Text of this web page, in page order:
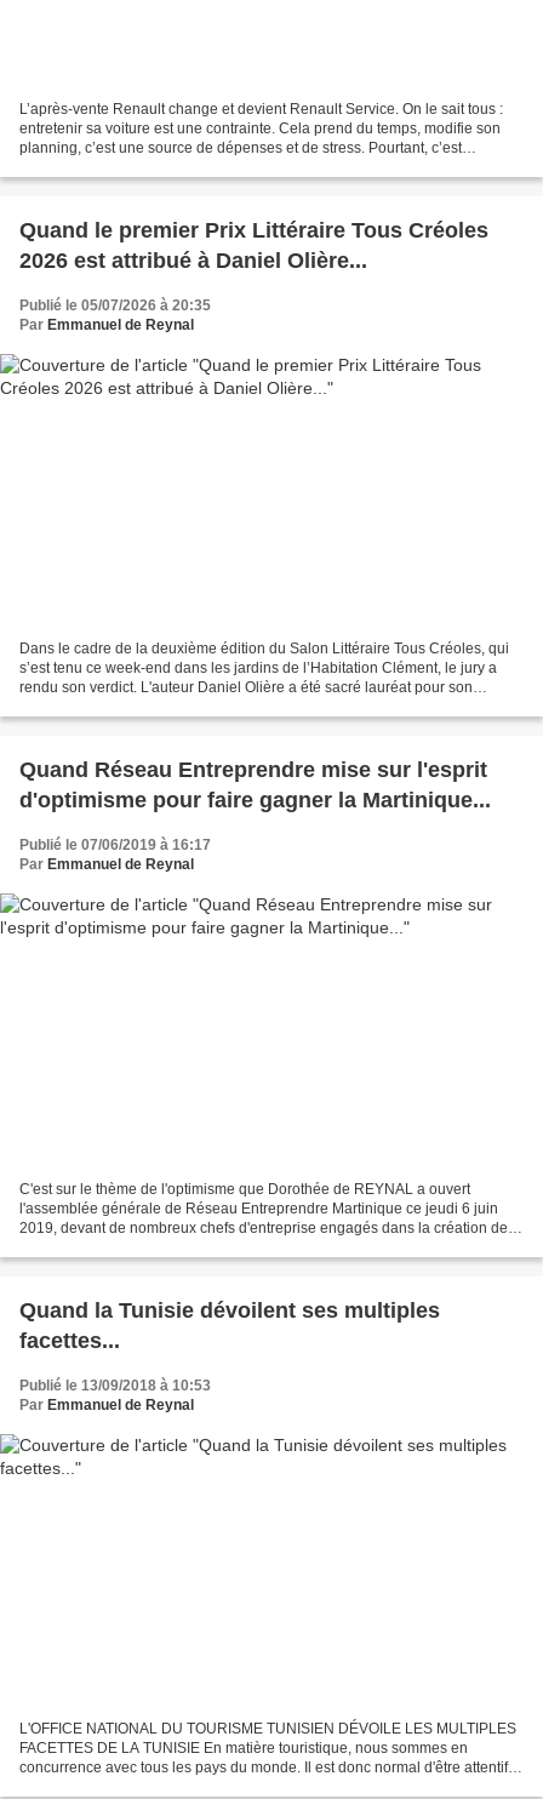
L’après-vente Renault change et devient Renault Service. On le sait tous :
entretenir sa voiture est une contrainte. Cela prend du temps, modifie son
planning, c’est une source de dépenses et de stress. Pourtant, c’est
Quand le premier Prix Littéraire Tous Créoles
2026 est attribué à Daniel Olière...
Publié le 05/07/2026 à 20:35
Par Emmanuel de Reynal
Dans le cadre de la deuxième édition du Salon Littéraire Tous Créoles, qui
s’est tenu ce week-end dans les jardins de l’Habitation Clément, le jury a
rendu son verdict. L'auteur Daniel Olière a été sacré lauréat pour son
Quand Réseau Entreprendre mise sur l'esprit
d'optimisme pour faire gagner la Martinique...
Publié le 07/06/2019 à 16:17
Par Emmanuel de Reynal
C'est sur le thème de l'optimisme que Dorothée de REYNAL a ouvert
l'assemblée générale de Réseau Entreprendre Martinique ce jeudi 6 juin
2019, devant de nombreux chefs d'entreprise engagés dans la création de
Quand la Tunisie dévoilent ses multiples
facettes...
Publié le 13/09/2018 à 10:53
Par Emmanuel de Reynal
L'OFFICE NATIONAL DU TOURISME TUNISIEN DÉVOILE LES MULTIPLES
FACETTES DE LA TUNISIE En matière touristique, nous sommes en
concurrence avec tous les pays du monde. Il est donc normal d'être attentif